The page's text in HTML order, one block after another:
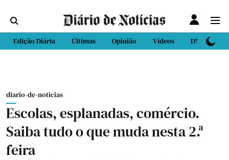
Edição Diária Últimas Opinião Vídeos DN Sport
diario-de-noticias
Escolas, esplanadas, comércio.
Saiba tudo o que muda nesta 2.ª
feira